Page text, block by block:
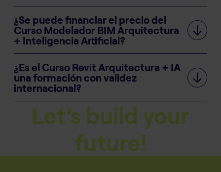
¿Se puede financiar el precio del
Curso Modelador BIM Arquitectura
+ Inteligencia Artificial?
¿Es el Curso Revit Arquitectura + IA
una formación con validez
internacional?
Let’s build your
future!